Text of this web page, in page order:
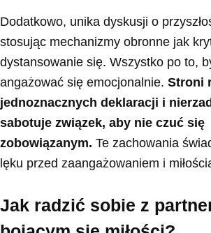
Dodatkowo, unika dyskusji o
stosując mechanizmy obronne jak
dystansowanie się. Wszystko po to,
angażować się emocjonalnie. Stroni
jednoznacznych deklaracji i
sabotuje związek, aby nie czuć się
zobowiązanym. Te zachowania
lęku przed zaangażowaniem i
Jak radzić sobie z